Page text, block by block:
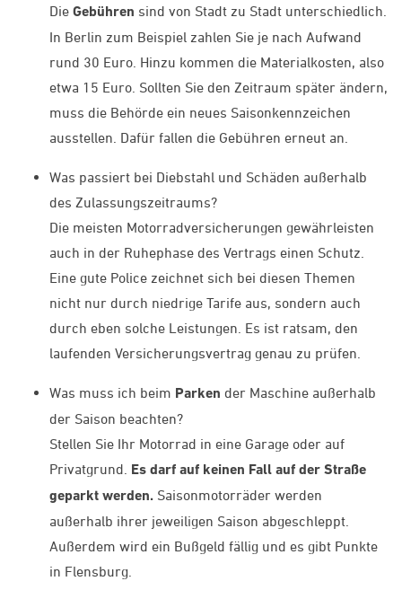
Die Gebühren sind von Stadt zu Stadt unterschiedlich.
In Berlin zum Beispiel zahlen Sie je nach Aufwand
rund 30 Euro. Hinzu kommen die Materialkosten, also
etwa 15 Euro. Sollten Sie den Zeitraum später ändern,
muss die Behörde ein neues Saisonkennzeichen
ausstellen. Dafür fallen die Gebühren erneut an.
Was passiert bei Diebstahl und Schäden außerhalb
des Zulassungszeitraums?
Die meisten Motorradversicherungen gewährleisten
auch in der Ruhephase des Vertrags einen Schutz.
Eine gute Police zeichnet sich bei diesen Themen
nicht nur durch niedrige Tarife aus, sondern auch
durch eben solche Leistungen. Es ist ratsam, den
laufenden Versicherungsvertrag genau zu prüfen.
Was muss ich beim Parken der Maschine außerhalb
der Saison beachten?
Stellen Sie Ihr Motorrad in eine Garage oder auf
Privatgrund. Es darf auf keinen Fall auf der Straße
geparkt werden. Saisonmotorräder werden
außerhalb ihrer jeweiligen Saison abgeschleppt.
Außerdem wird ein Bußgeld fällig und es gibt Punkte
in Flensburg.